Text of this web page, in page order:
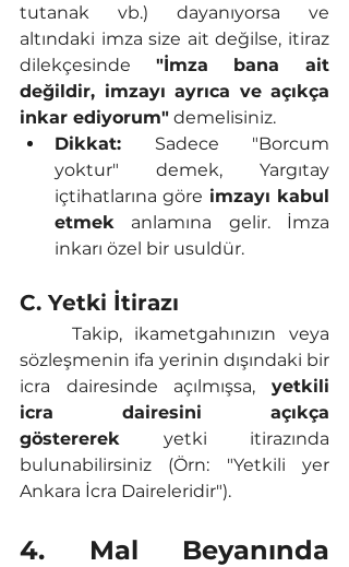
tutanak vb.) dayanıyorsa ve
altındaki imza size ait değilse, itiraz
dilekçesinde "İmza bana ait
değildir, imzayı ayrıca ve açıkça
inkar ediyorum" demelisiniz.
Dikkat: Sadece "Borcum
yoktur" demek, Yargıtay
içtihatlarına göre imzayı kabul
etmek anlamına gelir. İmza
inkarı özel bir usuldür.
C. Yetki İtirazı
sözleşmenin ifa yerinin dışındaki bir
icra dairesinde açılmışsa, yetkili
icra dairesini açıkça
göstererek yetki itirazında
bulunabilirsiniz (Örn: "Yetkili yer
Ankara İcra Daireleridir").
4. Mal Beyanında